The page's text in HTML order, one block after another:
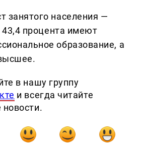
занятого населения —
43,4 процента имеют
образование, а
в нашу группу
и всегда читайте